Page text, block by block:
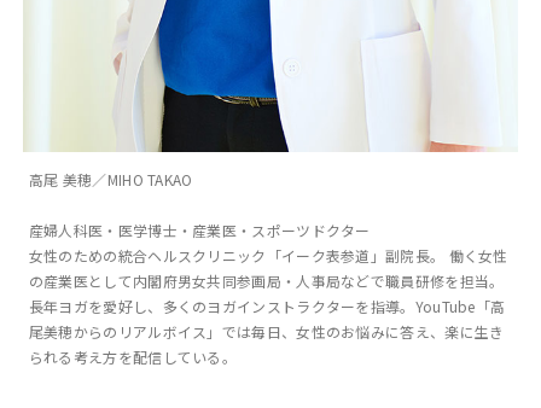
高尾 美穂／MIHO TAKAO
産婦人科医・医学博士・産業医・スポーツドクター
女性のための統合ヘルスクリニック「イーク表参道」副院長。 働く女性
の産業医として内閣府男女共同参画局・人事局などで職員研修を担当。
長年ヨガを愛好し、多くのヨガインストラクターを指導。YouTube「高
尾美穂からのリアルボイス」では毎日、女性のお悩みに答え、楽に生き
られる考え方を配信している。